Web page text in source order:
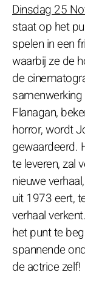
Dinsdag 25
staat op het
spelen in een
waarbij ze de
de
Flanagan,
horror, wordt
gewaardeerd.
te leveren, zal
nieuwe
uit 1973 eert,
verhaal
het punt te
spannende
de actrice zelf!